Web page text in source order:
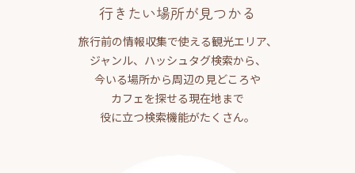
行きたい場所が見つかる
旅行前の情報収集で使える観光エリア、
ジャンル、ハッシュタグ検索から、
今いる場所から周辺の見どころや
カフェを探せる現在地まで
役に立つ検索機能がたくさん。